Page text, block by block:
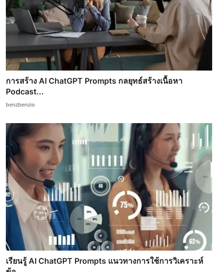
การสร้าง AI ChatGPT Prompts กลยุทธ์สร้างเนื้อหา
Podcast...
benzbenzio
เรียนรู้ AI ChatGPT Prompts แนวทางการใช้การวิเคราะห์